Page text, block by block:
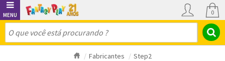
0
Fabricantes Step2